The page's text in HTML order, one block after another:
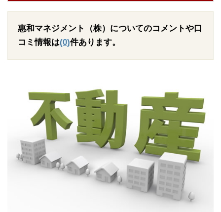
惠和マネジメント（株）についてのコメントや口
コミ情報は(0)件あります。